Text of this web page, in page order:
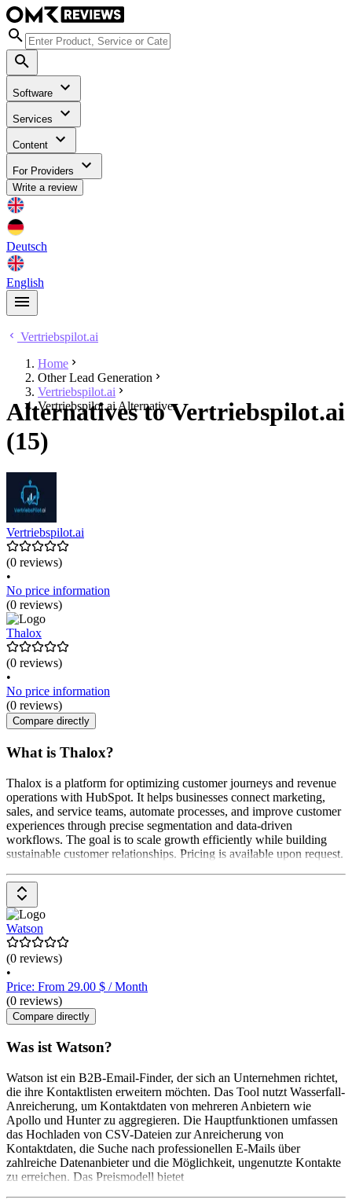
Software
Services
Content
For Providers
Write a review
Deutsch
English
Vertriebspilot.ai
Home
Other Lead Generation
Vertriebspilot.ai
Vertriebspilot.ai Alternatives
Alternatives to Vertriebspilot.ai
(15)
Vertriebspilot.ai
(0 reviews)
•
No price information
(0 reviews)
Thalox
(0 reviews)
•
No price information
(0 reviews)
Compare directly
What is Thalox?
Thalox is a platform for optimizing customer journeys and revenue
operations with HubSpot. It helps businesses connect marketing,
sales, and service teams, automate processes, and improve customer
experiences through precise segmentation and data-driven
workflows. The goal is to scale growth efficiently while building
sustainable customer relationships. Pricing is available upon request.
Watson
(0 reviews)
•
Price: From 29.00 $ / Month
(0 reviews)
Compare directly
Was ist Watson?
Watson ist ein B2B-Email-Finder, der sich an Unternehmen richtet,
die ihre Kontaktlisten erweitern möchten. Das Tool nutzt Wasserfall-
Anreicherung, um Kontaktdaten von mehreren Anbietern wie
Apollo und Hunter zu aggregieren. Die Hauptfunktionen umfassen
das Hochladen von CSV-Dateien zur Anreicherung von
Kontaktdaten, die Suche nach professionellen E-Mails über
zahlreiche Datenanbieter und die Möglichkeit, ungenutzte Kontakte
zu erreichen. Das Preismodell bietet